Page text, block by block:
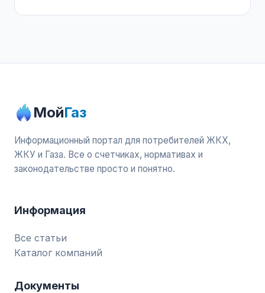
МойГаз
Информационный портал для потребителей ЖКХ,
ЖКУ и Газа. Все о счетчиках, нормативах и
законодательстве просто и понятно.
Информация
Все статьи
Каталог компаний
Документы